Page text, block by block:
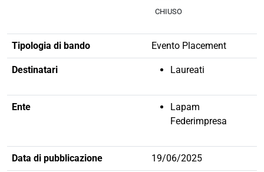
CHIUSO
Tipologia di bando Evento Placement
Destinatari Laureati
Ente
Lapam
Federimpresa
Data di pubblicazione 19/06/2025